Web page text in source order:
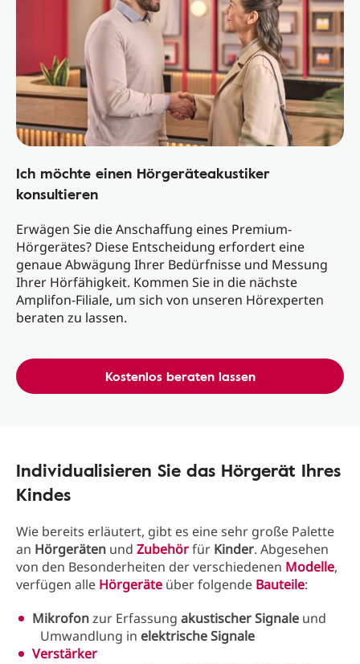
Ich möchte einen Hörgeräteakustiker
konsultieren
Erwägen Sie die Anschaffung eines Premium-
Hörgerätes? Diese Entscheidung erfordert eine
genaue Abwägung Ihrer Bedürfnisse und Messung
Ihrer Hörfähigkeit. Kommen Sie in die nächste
Amplifon-Filiale, um sich von unseren Hörexperten
beraten zu lassen.
Kostenlos beraten lassen
Individualisieren Sie das Hörgerät Ihres
Kindes
Wie bereits erläutert, gibt es eine sehr große Palette
an Hörgeräten und Zubehörfür Kinder. Abgesehen
von den Besonderheiten der verschiedenen Modelle,
verfügen alle Hörgeräte über folgende Bauteile:
Mikrofonzur Erfassung akustischer Signale und
Umwandlung in elektrische Signale
Verstärker